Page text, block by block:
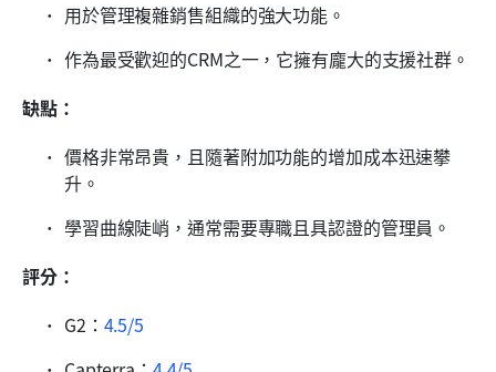
用於管理複雜銷售組織的強大功能。
作為最受歡迎的CRM之一，它擁有龐大的支援社群。
缺點：
價格非常昂貴，且隨著附加功能的增加成本迅速攀
升。
學習曲線陡峭，通常需要專職且具認證的管理員。
評分：
G2： 4.5/5